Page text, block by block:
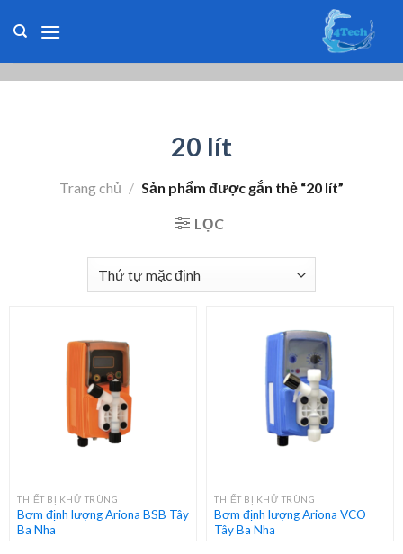
20 lít
Trang chủ / Sản phẩm được gắn thẻ “20 lít”
LỌC
THIẾT BỊ KHỬ TRÙNG
Bơm định lượng Ariona BSB Tây
Ba Nha
THIẾT BỊ KHỬ TRÙNG
Bơm định lượng Ariona VCO
Tây Ba Nha